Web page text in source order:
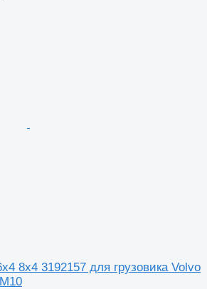
8x4 3192157 для грузовика Volvo